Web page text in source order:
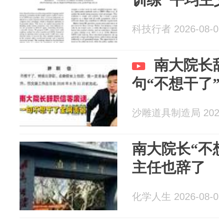
科技行者 2026-08-
南大院长
句“不想干了
沙雕道具制造局
南大院长“不
主任也辞了
化学人生 2026-08-